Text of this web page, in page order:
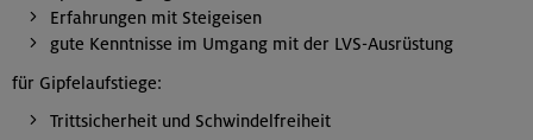
Erfahrungen mit Steigeisen
gute Kenntnisse im Umgang mit der LVS-Ausrüstung
für Gipfelaufstiege:
Trittsicherheit und Schwindelfreiheit